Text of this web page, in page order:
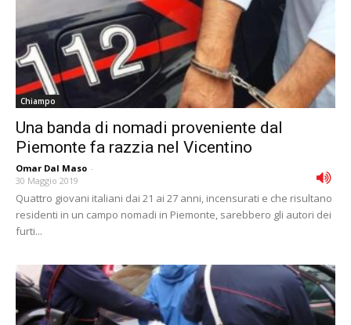
Chiampo
Una banda di nomadi proveniente dal
Piemonte fa razzia nel Vicentino
Omar Dal Maso -
30 Maggio 2019
Quattro giovani italiani dai 21 ai 27 anni, incensurati e che risultano
residenti in un campo nomadi in Piemonte, sarebbero gli autori dei
furti...